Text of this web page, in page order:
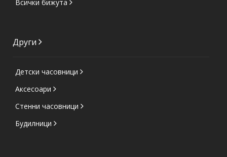
Всички бижута
Други
Детски часовници
Аксесоари
Стенни часовници
Будилници